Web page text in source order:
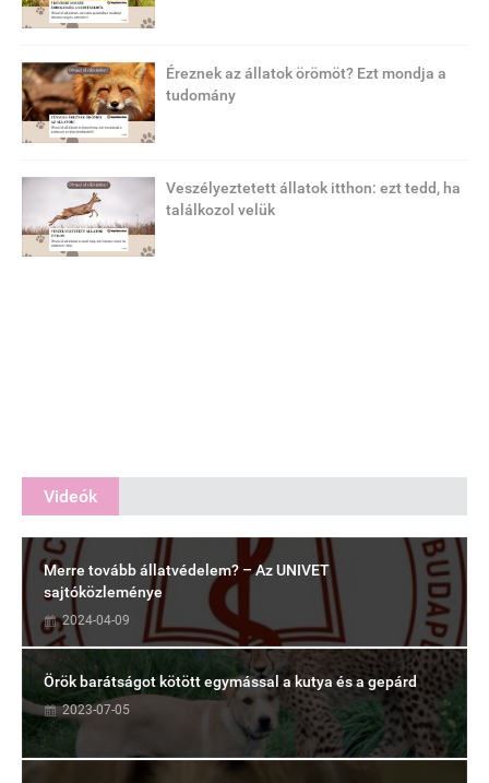
Éreznek az állatok örömöt? Ezt mondja a
tudomány
Veszélyeztetett állatok itthon: ezt tedd, ha
találkozol velük
Videók
Merre tovább állatvédelem? – Az UNIVET
sajtóközleménye
2024-04-09
Örök barátságot kötött egymással a kutya és a gepárd
2023-07-05